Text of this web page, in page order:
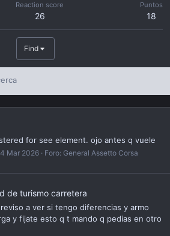
Reaction score
26
Puntos
18
Find
for see element. ojo antes q vuele
4 Mar 2026 Foro: General Assetto Corsa
de turismo carretera
a ver si tengo diferencias y armo
y fijate esto q t mando q pedias en otro